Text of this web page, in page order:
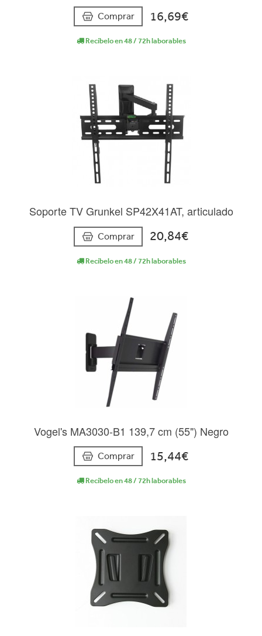
Comprar 16,69€
Recíbelo en 48 / 72h laborables
Soporte TV Grunkel SP42X41AT, articulado
Comprar 20,84€
Recíbelo en 48 / 72h laborables
Vogel's MA3030-B1 139,7 cm (55") Negro
Comprar 15,44€
Recíbelo en 48 / 72h laborables